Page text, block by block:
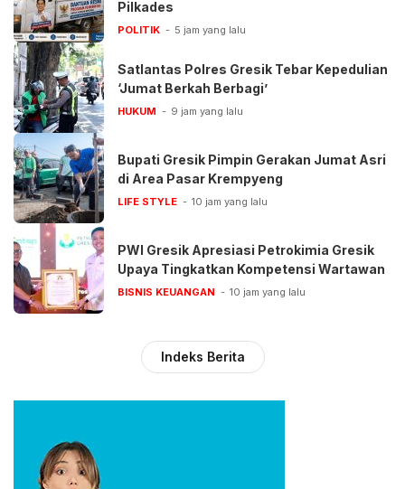
Pilkades
POLITIK 5 jam yang lalu
Satlantas Polres Gresik Tebar Kepedulian
‘Jumat Berkah Berbagi’
HUKUM 9 jam yang lalu
Bupati Gresik Pimpin Gerakan Jumat Asri
di Area Pasar Krempyeng
LIFE STYLE 10 jam yang lalu
PWI Gresik Apresiasi Petrokimia Gresik
Upaya Tingkatkan Kompetensi Wartawan
BISNIS KEUANGAN 10 jam yang lalu
Indeks Berita